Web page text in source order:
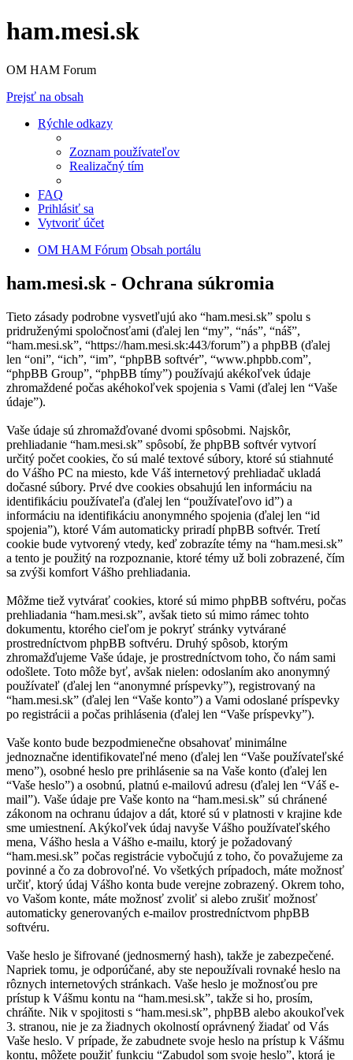
ham.mesi.sk
OM HAM Forum
Prejsť na obsah
Rýchle odkazy
Zoznam používateľov
Realizačný tím
FAQ
Prihlásiť sa
Vytvoriť účet
OM HAM Fórum Obsah portálu
ham.mesi.sk - Ochrana súkromia
Tieto zásady podrobne vysvetľujú ako “ham.mesi.sk” spolu s
pridruženými spoločnosťami (ďalej len “my”, “nás”, “náš”,
“ham.mesi.sk”, “https://ham.mesi.sk:443/forum”) a phpBB (ďalej
len “oni”, “ich”, “im”, “phpBB softvér”, “www.phpbb.com”,
“phpBB Group”, “phpBB tímy”) používajú akékoľvek údaje
zhromaždené počas akéhokoľvek spojenia s Vami (ďalej len “Vaše
údaje”).
Vaše údaje sú zhromažďované dvomi spôsobmi. Najskôr,
prehliadanie “ham.mesi.sk” spôsobí, že phpBB softvér vytvorí
určitý počet cookies, čo sú malé textové súbory, ktoré sú stiahnuté
do Vášho PC na miesto, kde Váš internetový prehliadač ukladá
dočasné súbory. Prvé dve cookies obsahujú len informáciu na
identifikáciu používateľa (ďalej len “používateľovo id”) a
informáciu na identifikáciu anonymného spojenia (ďalej len “id
spojenia”), ktoré Vám automaticky priradí phpBB softvér. Tretí
cookie bude vytvorený vtedy, keď zobrazíte témy na “ham.mesi.sk”
a tento je použitý na rozpoznanie, ktoré témy už boli zobrazené, čím
sa zvýši komfort Vášho prehliadania.
Môžme tiež vytvárať cookies, ktoré sú mimo phpBB softvéru, počas
prehliadania “ham.mesi.sk”, avšak tieto sú mimo rámec tohto
dokumentu, ktorého cieľom je pokryť stránky vytvárané
prostredníctvom phpBB softvéru. Druhý spôsob, ktorým
zhromažďujeme Vaše údaje, je prostredníctvom toho, čo nám sami
odošlete. Toto môže byť, avšak nielen: odoslaním ako anonymný
používateľ (ďalej len “anonymné príspevky”), registrovaný na
“ham.mesi.sk” (ďalej len “Vaše konto”) a Vami odoslané príspevky
po registrácii a počas prihlásenia (ďalej len “Vaše príspevky”).
Vaše konto bude bezpodmienečne obsahovať minimálne
jednoznačne identifikovateľné meno (ďalej len “Vaše používateľské
meno”), osobné heslo pre prihlásenie sa na Vaše konto (ďalej len
“Vaše heslo”) a osobnú, platnú e-mailovú adresu (ďalej len “Váš e-
mail”). Vaše údaje pre Vaše konto na “ham.mesi.sk” sú chránené
zákonom na ochranu údajov a dát, ktoré sú v platnosti v krajine kde
sme umiestnení. Akýkoľvek údaj navyše Vášho používateľského
mena, Vášho hesla a Vášho e-mailu, ktorý je požadovaný
“ham.mesi.sk” počas registrácie vybočujú z toho, čo považujeme za
povinné a čo za dobrovoľné. Vo všetkých prípadoch, máte možnosť
určiť, ktorý údaj Vášho konta bude verejne zobrazený. Okrem toho,
vo Vašom konte, máte možnosť zvoliť si alebo zrušiť možnosť
automaticky generovaných e-mailov prostredníctvom phpBB
softvéru.
Vaše heslo je šifrované (jednosmerný hash), takže je zabezpečené.
Napriek tomu, je odporúčané, aby ste nepoužívali rovnaké heslo na
rôznych internetových stránkach. Vaše heslo je možnosťou pre
prístup k Vášmu kontu na “ham.mesi.sk”, takže si ho, prosím,
chráňte. Nik v spojitosti s “ham.mesi.sk”, phpBB alebo akoukoľvek
3. stranou, nie je za žiadnych okolností oprávnený žiadať od Vás
Vaše heslo. V prípade, že zabudnete svoje heslo na prístup k Vášmu
kontu, môžete použiť funkciu “Zabudol som svoje heslo”, ktorá je